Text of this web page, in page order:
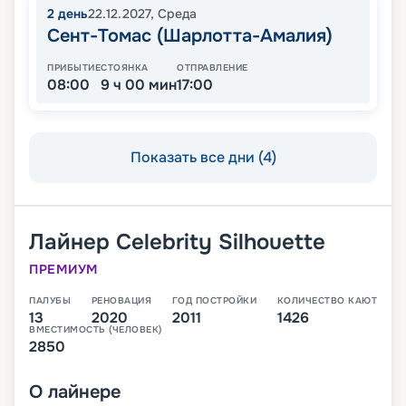
2 день22.12.2027, Среда
Сент-Томас (Шарлотта-Амалия)
ПРИБЫТИЕ
08:00
СТОЯНКА
9 ч 00 мин
ОТПРАВЛЕНИЕ
17:00
Показать все дни (4)
Лайнер Celebrity Silhouette
ПРЕМИУМ
ПАЛУБЫ
13
РЕНОВАЦИЯ
2020
ГОД ПОСТРОЙКИ
2011
КОЛИЧЕСТВО КАЮТ
1426
ВМЕСТИМОСТЬ (ЧЕЛОВЕК)
2850
О лайнере